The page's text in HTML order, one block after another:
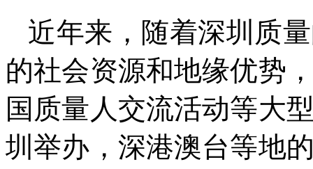
近年来，随着深圳质
的社会资源和地缘优势
国质量人交流活动等大
圳举办，深港澳台等地